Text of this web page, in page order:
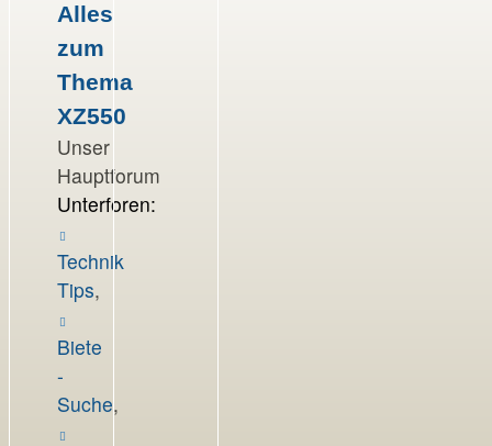
Alles
zum
Thema
XZ550
Unser
Hauptforum
Unterforen:
Technik
Tips,
Biete
-
Suche,